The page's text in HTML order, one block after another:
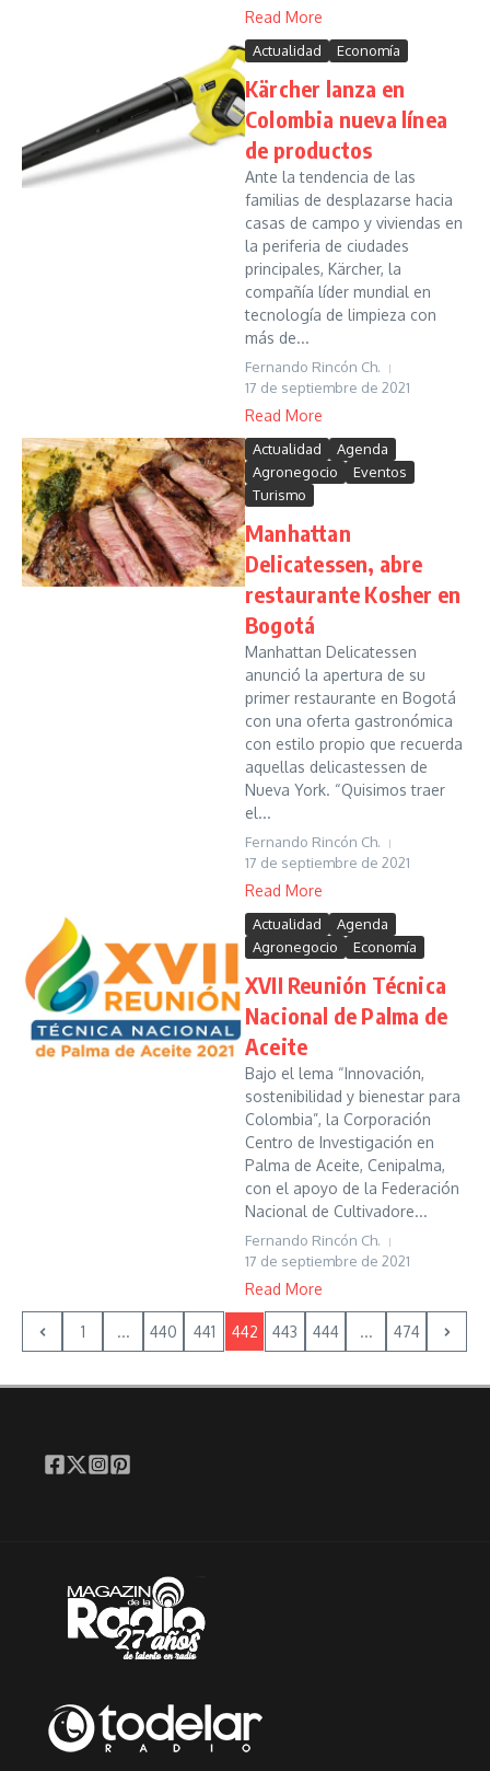
Read More
Actualidad Economía
Kärcher lanza en
Colombia nueva línea
de productos
Ante la tendencia de las
familias de desplazarse hacia
casas de campo y viviendas en
la periferia de ciudades
principales, Kärcher, la
compañía líder mundial en
tecnología de limpieza con
más de...
Fernando Rincón Ch.
17 de septiembre de 2021
Read More
Actualidad
Agenda
Agronegocio
Eventos
Turismo
Manhattan
Delicatessen, abre
restaurante Kosher en
Bogotá
Manhattan Delicatessen
anunció la apertura de su
primer restaurante en Bogotá
con una oferta gastronómica
con estilo propio que recuerda
aquellas delicastessen de
Nueva York. “Quisimos traer
el...
Fernando Rincón Ch.
17 de septiembre de 2021
Read More
Actualidad
Agenda
Agronegocio
Economía
XVII Reunión Técnica
Nacional de Palma de
Aceite
Bajo el lema “Innovación,
sostenibilidad y bienestar para
Colombia”, la Corporación
Centro de Investigación en
Palma de Aceite, Cenipalma,
con el apoyo de la Federación
Nacional de Cultivadore...
Fernando Rincón Ch.
17 de septiembre de 2021
Read More
1 ... 440 441 442 443 444 ... 474